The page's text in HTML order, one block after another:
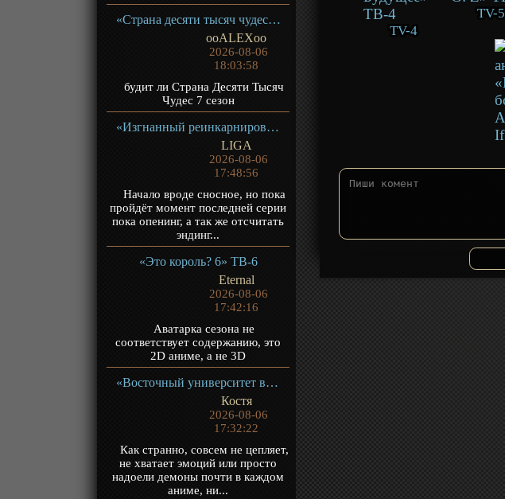
«Страна десяти тысяч чудес» ТВ-1
ooALEXoo
2026-08-06
18:03:58
будит ли Страна Десяти Тысяч
Чудес 7 сезон
«Изгнанный реинкарнированный тяжёлый рыцарь не имеет себе равных в знаниях игры» ТВ-1
LIGA
2026-08-06
17:48:56
Начало вроде сносное, но пока
пройдёт момент последней серии
пока опенинг, а так же отсчитать
эндинг...
«Это король? 6» ТВ-6
Eternal
2026-08-06
17:42:16
Аватарка сезона не
соответствует содержанию, это
2D аниме, а не 3D
«Восточный университет высших боевых искусств» ТВ-1
Костя
2026-08-06
17:32:22
Как странно, совсем не цепляет,
не хватает эмоций или просто
надоели демоны почти в каждом
аниме, ни...
TV-4
TV-5